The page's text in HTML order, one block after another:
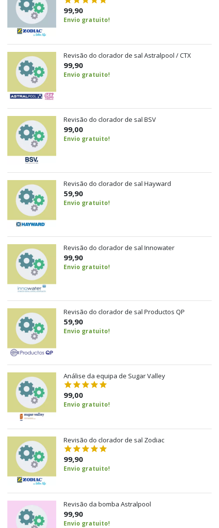
99,90
Envio gratuito!
Revisão do clorador de sal Astralpool / CTX
99,90
Envio gratuito!
Revisão do clorador de sal BSV
99,00
Envio gratuito!
Revisão do clorador de sal Hayward
59,90
Envio gratuito!
Revisão do clorador de sal Innowater
99,90
Envio gratuito!
Revisão do clorador de sal Productos QP
59,90
Envio gratuito!
Análise da equipa de Sugar Valley
99,00
Envio gratuito!
Revisão do clorador de sal Zodiac
99,90
Envio gratuito!
Revisão da bomba Astralpool
99,90
Envio gratuito!